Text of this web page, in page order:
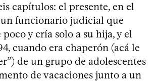
capítulos: el presente, en el
un funcionario judicial que
y cría solo a su hija, y el
cuando era chaperón (acá le
de un grupo de adolescentes
de vacaciones junto a un